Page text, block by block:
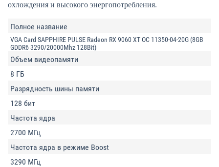
охлождения и высокого энергопотребления.
Полное название
VGA Card SAPPHIRE PULSE Radeon RX 9060 XT OC 11350-04-20G (8GB
GDDR6 3290/20000Mhz 128Bit)
Объем видеопамяти
8 ГБ
Разрядность шины памяти
128 бит
Частота ядра
2700 МГц
Частота ядра в режиме Boost
3290 МГц